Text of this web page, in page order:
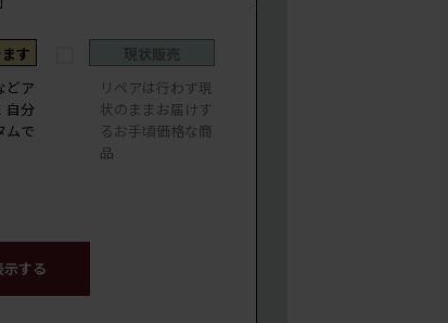
す
どア
自分
ムで
現状販売
リペアは行わず現
状のままお届けす
るお手頃価格な商
品
する